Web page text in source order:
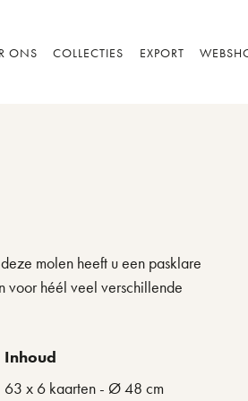
ONS COLLECTIES EXPORT
molen heeft u een pasklare
voor héél veel verschillende
Inhoud
63 x 6 kaarten - Ø 48 cm